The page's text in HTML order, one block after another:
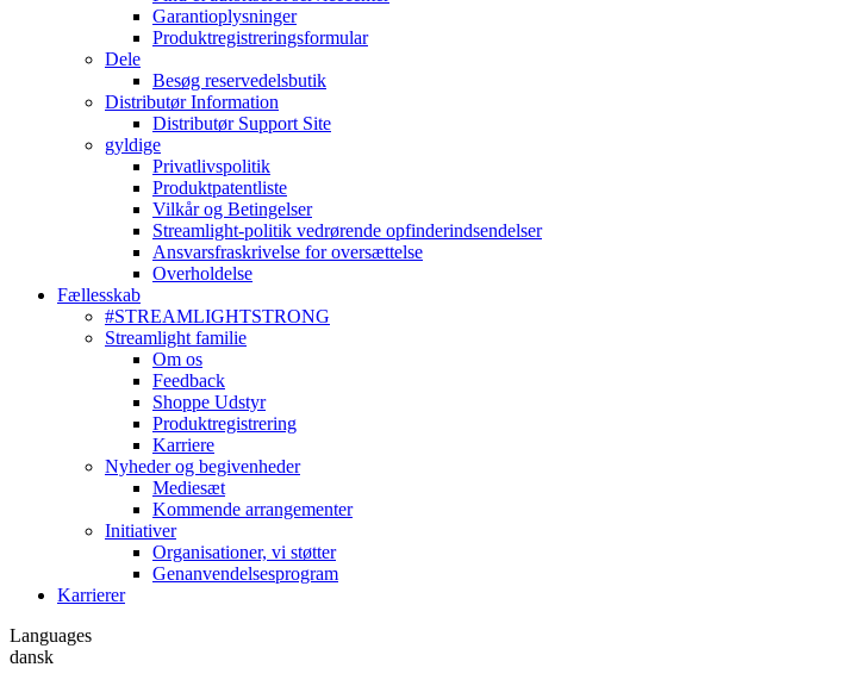
Garantioplysninger
Produktregistreringsformular
Dele
Besøg reservedelsbutik
Distributør Information
Distributør Support Site
gyldige
Privatlivspolitik
Produktpatentliste
Vilkår og Betingelser
Streamlight-politik vedrørende opfinderindsendelser
Ansvarsfraskrivelse for oversættelse
Overholdelse
Fællesskab
#STREAMLIGHTSTRONG
Streamlight familie
Om os
Feedback
Shoppe Udstyr
Produktregistrering
Karriere
Nyheder og begivenheder
Mediesæt
Kommende arrangementer
Initiativer
Organisationer, vi støtter
Genanvendelsesprogram
Karrierer
Languages
dansk